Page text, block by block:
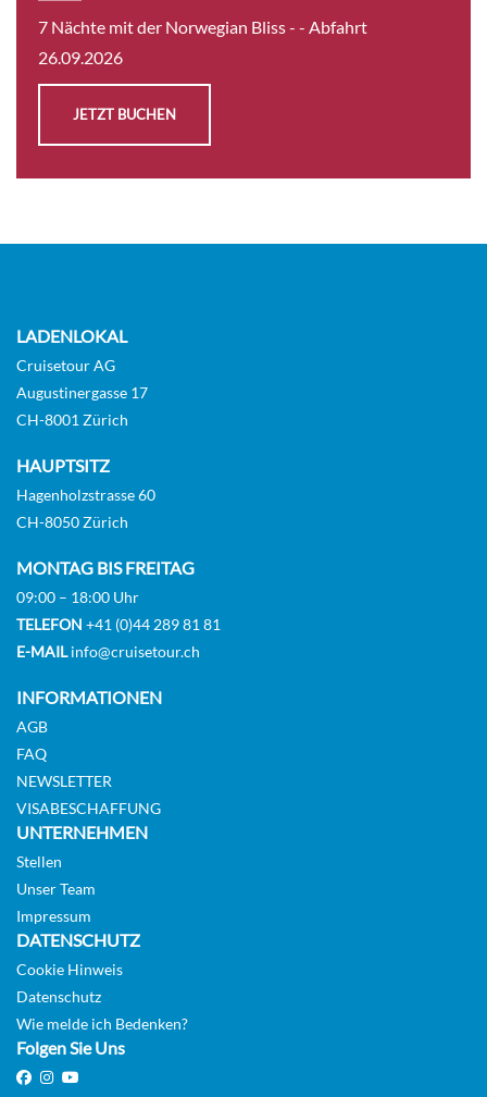
7 Nächte mit der Norwegian Bliss - - Abfahrt
26.09.2026
JETZT BUCHEN
LADENLOKAL
Cruisetour AG
Augustinergasse 17
CH-8001 Zürich
HAUPTSITZ
Hagenholzstrasse 60
CH-8050 Zürich
MONTAG BIS FREITAG
09:00 – 18:00 Uhr
TELEFON +41 (0)44 289 81 81
E-MAILinfo@cruisetour.ch
INFORMATIONEN
AGB
FAQ
NEWSLETTER
VISABESCHAFFUNG
UNTERNEHMEN
Stellen
Unser Team
Impressum
DATENSCHUTZ
Cookie Hinweis
Datenschutz
Wie melde ich Bedenken?
Folgen Sie Uns